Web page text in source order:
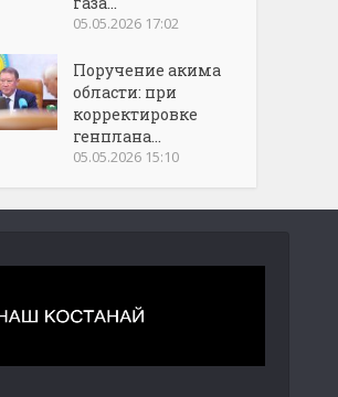
05.05.2026 17:02
Поручение акима
области: при
корректировке
генплана...
05.05.2026 15:10